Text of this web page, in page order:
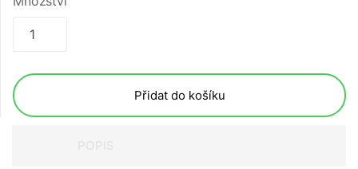
Přidat do košíku